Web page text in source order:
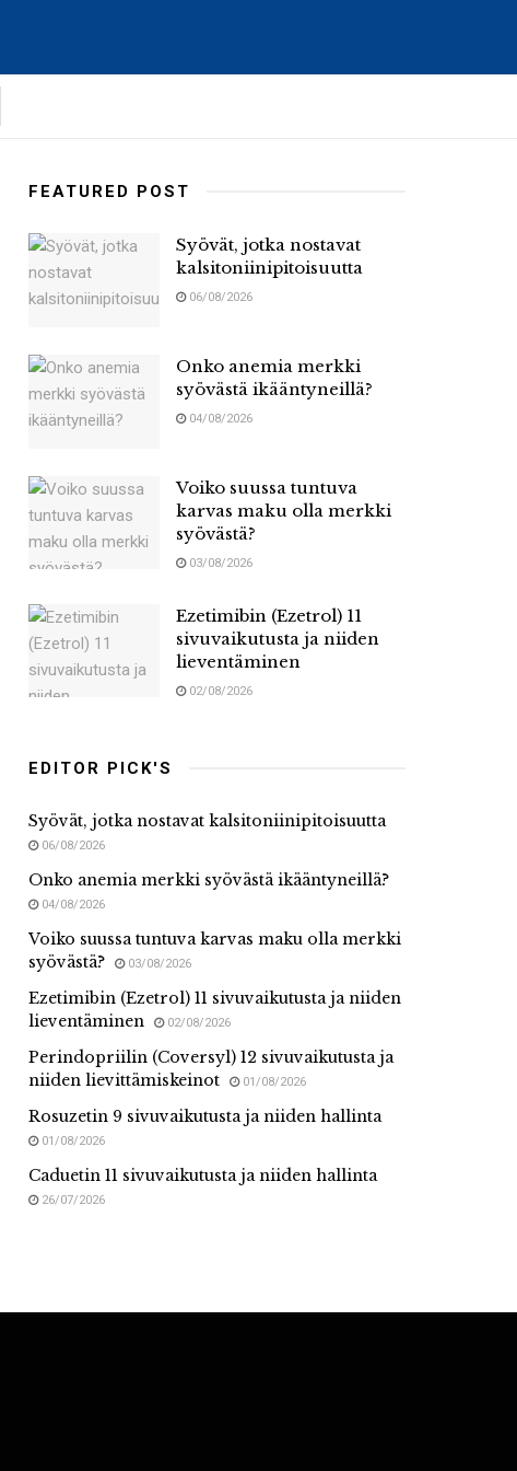
FEATURED POST
Syövät, jotka nostavat
kalsitoniinipitoisuutta
06/08/2026
Onko anemia merkki
syövästä ikääntyneillä?
04/08/2026
Voiko suussa tuntuva
karvas maku olla merkki
syövästä?
03/08/2026
Ezetimibin (Ezetrol) 11
sivuvaikutusta ja niiden
lieventäminen
02/08/2026
EDITOR PICK'S
Syövät, jotka nostavat kalsitoniinipitoisuutta
06/08/2026
Onko anemia merkki syövästä ikääntyneillä?
04/08/2026
Voiko suussa tuntuva karvas maku olla merkki
syövästä?
03/08/2026
Ezetimibin (Ezetrol) 11 sivuvaikutusta ja niiden
lieventäminen
02/08/2026
Perindopriilin (Coversyl) 12 sivuvaikutusta ja
niiden lievittämiskeinot
01/08/2026
Rosuzetin 9 sivuvaikutusta ja niiden hallinta
01/08/2026
Caduetin 11 sivuvaikutusta ja niiden hallinta
26/07/2026